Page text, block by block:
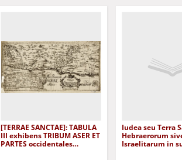
[TERRAE SANCTAE]: TABULA
III exhibens TRIBUM ASER ET
PARTES occidentales
Iudea seu Terra
Hebraerorum
Israelitarum in